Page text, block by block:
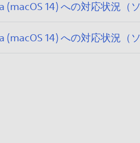
(macOS 14) への対応状況（
(macOS 14) への対応状況（